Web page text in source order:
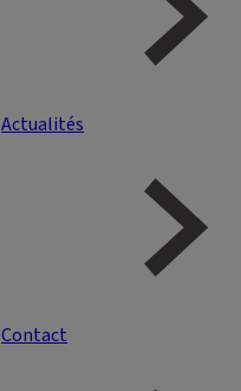
Actualités
Contact